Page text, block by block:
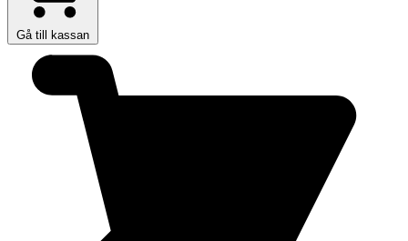
Gå till kassan